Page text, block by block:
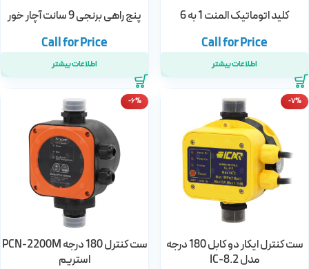
کلید اتوماتیک المنت 1 به 6
اطلاعات بیشتر
پنج راهی برنجی 9 سانت آچار خور
اطلاعات بیشتر
-7%
ست کنترل ایکار دو کابل 180 درجه
مدل IC-8.2
-6%
ست کنترل 180 درجه PCN-2200M
استریم